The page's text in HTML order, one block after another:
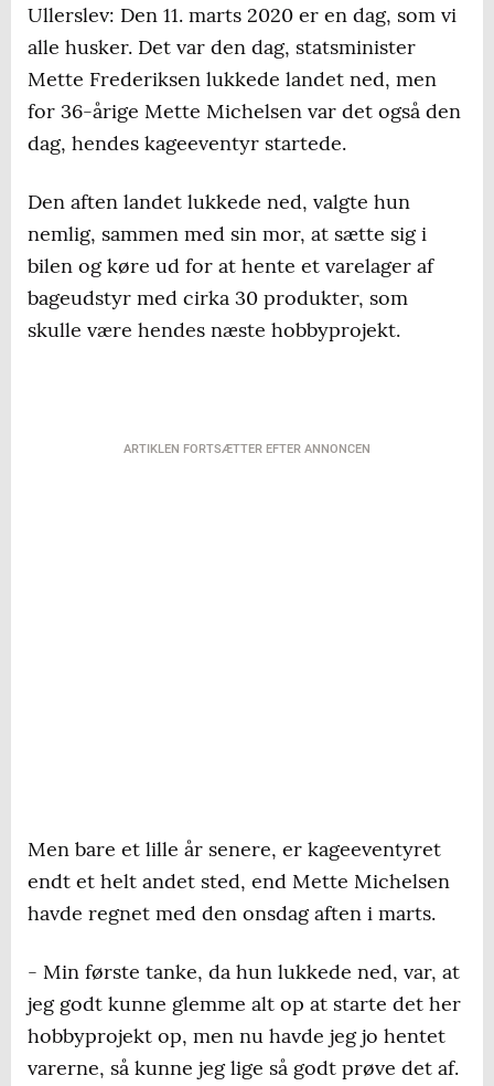
Ullerslev: Den 11. marts 2020 er en dag, som vi
alle husker. Det var den dag, statsminister
Mette Frederiksen lukkede landet ned, men
for 36-årige Mette Michelsen var det også den
dag, hendes kageeventyr startede.
Den aften landet lukkede ned, valgte hun
nemlig, sammen med sin mor, at sætte sig i
bilen og køre ud for at hente et varelager af
bageudstyr med cirka 30 produkter, som
skulle være hendes næste hobbyprojekt.
ARTIKLEN FORTSÆTTER EFTER ANNONCEN
Men bare et lille år senere, er kageeventyret
endt et helt andet sted, end Mette Michelsen
havde regnet med den onsdag aften i marts.
- Min første tanke, da hun lukkede ned, var, at
jeg godt kunne glemme alt op at starte det her
hobbyprojekt op, men nu havde jeg jo hentet
varerne, så kunne jeg lige så godt prøve det af.